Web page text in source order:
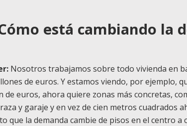
está cambiando la
Nosotros trabajamos sobre todo vivienda en
de euros. Y estamos viendo, por ejemplo,
euros, ahora quiere zonas más concretas,
y garaje y en vez de cien metros cuadrados
que la demanda cambie de pisos en el centro a